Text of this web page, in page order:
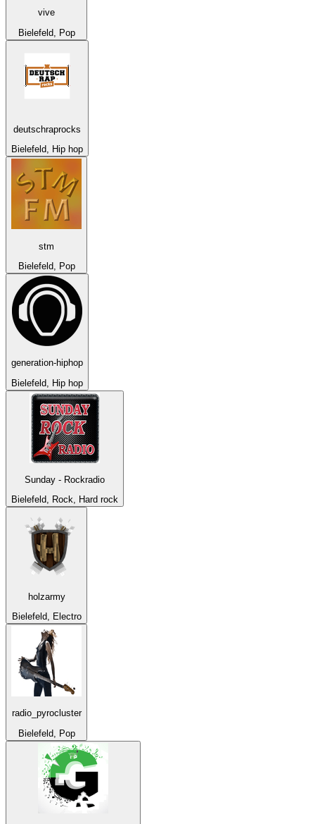
vive
Bielefeld, Pop
deutschraprocks
Bielefeld, Hip hop
stm
Bielefeld, Pop
generation-hiphop
Bielefeld, Hip hop
Sunday - Rockradio
Bielefeld, Rock, Hard rock
holzarmy
Bielefeld, Electro
radio_pyrocluster
Bielefeld, Pop